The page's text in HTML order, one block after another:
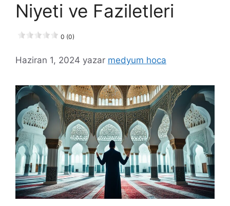
Niyeti ve Faziletleri
0 (0)
Haziran 1, 2024 yazar medyum hoca